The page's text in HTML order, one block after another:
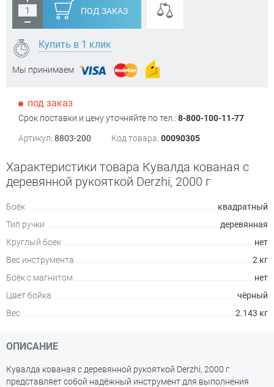
ПОД ЗАКАЗ
Купить в 1 клик
Мы принимаем
под заказ
Срок поставки и цену уточняйте по тел.: 8-800-100-11-77
Артикул: 8803-200 Код товара: 00090305
Характеристики товара Кувалда кованая с
деревянной рукояткой Derzhi, 2000 г
Боёк
квадратный
Тип ручки
деревянная
Круглый боек
нет
Вес инструмента
2 кг
Боёк с магнитом
нет
Цвет бойка
чёрный
Вес
2.143 кг
ОПИСАНИЕ
Кувалда кованая с деревянной рукояткой Derzhi, 2000 г
представляет собой надёжный инструмент для выполнения